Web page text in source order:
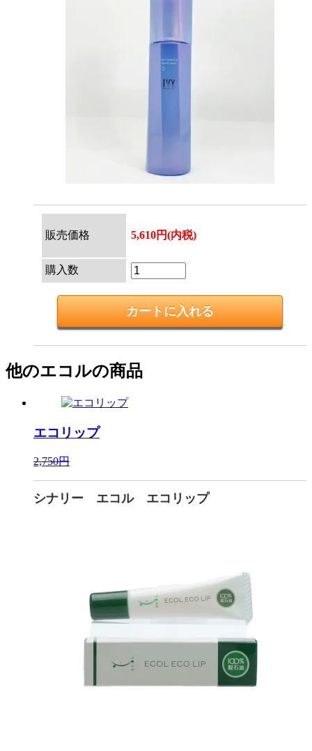
販売価格 5,610円(内税)
購入数
他のエコルの商品
エコリップ
2,750円
シナリー エコル エコリップ